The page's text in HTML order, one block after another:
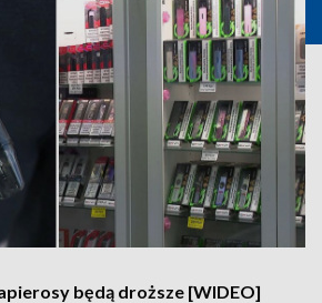
będą droższe [WIDEO]